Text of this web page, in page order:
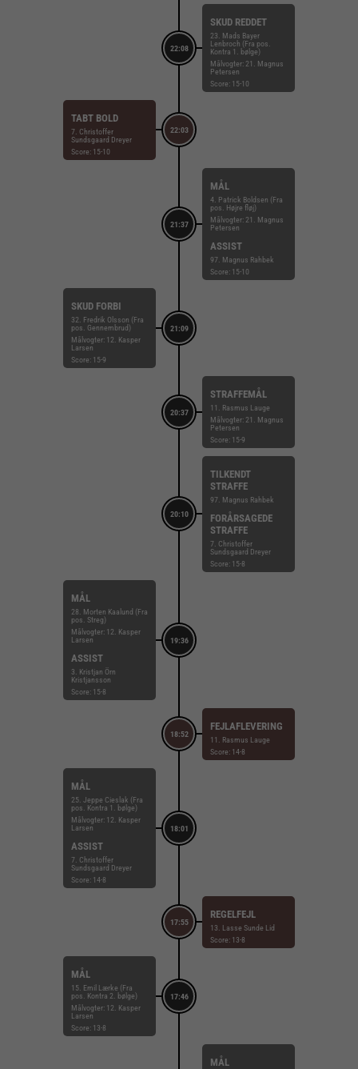
22:08
SKUD REDDET
23. Mads Bayer
Lenbroch (Fra pos.
Kontra 1. bølge)
Målvogter: 21. Magnus
Petersen
Score: 15-10
22:03
TABT BOLD
7. Christoffer
Sundsgaard Dreyer
Score: 15-10
21:37
MÅL
4. Patrick Boldsen (Fra
pos. Højre fløj)
Målvogter: 21. Magnus
Petersen
ASSIST
97. Magnus Rahbek
Score: 15-10
21:09
SKUD FORBI
32. Fredrik Olsson (Fra
pos. Gennembrud)
Målvogter: 12. Kasper
Larsen
Score: 15-9
20:37
STRAFFEMÅL
11. Rasmus Lauge
Målvogter: 21. Magnus
Petersen
Score: 15-9
20:10
TILKENDT
STRAFFE
97. Magnus Rahbek
FORÅRSAGEDE
STRAFFE
7. Christoffer
Sundsgaard Dreyer
Score: 15-8
19:36
MÅL
28. Morten Kaalund (Fra
pos. Streg)
Målvogter: 12. Kasper
Larsen
ASSIST
3. Kristjan Örn
Kristjansson
Score: 15-8
18:52
FEJLAFLEVERING
11. Rasmus Lauge
Score: 14-8
18:01
MÅL
25. Jeppe Cieslak (Fra
pos. Kontra 1. bølge)
Målvogter: 12. Kasper
Larsen
ASSIST
7. Christoffer
Sundsgaard Dreyer
Score: 14-8
17:55
REGELFEJL
13. Lasse Sunde Lid
Score: 13-8
17:46
MÅL
15. Emil Lærke (Fra
pos. Kontra 2. bølge)
Målvogter: 12. Kasper
Larsen
Score: 13-8
MÅL